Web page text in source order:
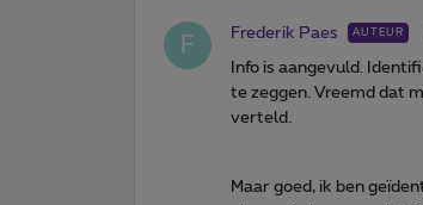
F Frederik Paes AUTEUR
Info is aangevuld.
te zeggen. Vreemd dat
verteld.
Maar goed, ik ben